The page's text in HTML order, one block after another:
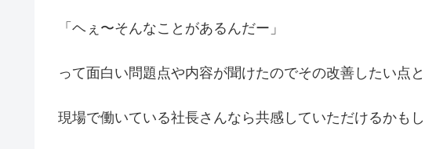
「ヘぇ〜そんなことがあるんだー」
って面白い問題点や内容が聞けたのでその改善したい点
現場で働いている社長さんなら共感していただけるかもし